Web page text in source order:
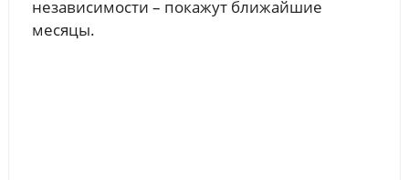
независимости – покажут ближайшие
месяцы.